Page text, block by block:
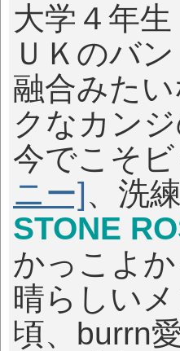
大学４年生
ＵＫのバ
融合みた
クなカン
今でこそ
ニー]、洗
STONE
かっこよ
晴らしい
頃、burrn